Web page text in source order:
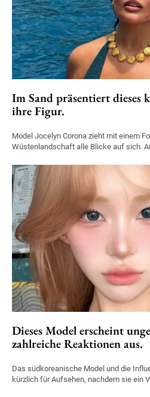
Im Sand präsentiert dieses
ihre Figur.
Model Jocelyn Corona zieht mit einem
Wüstenlandschaft alle Blicke auf sich.
Dieses Model erscheint
zahlreiche Reaktionen aus.
Das südkoreanische Model und die
kürzlich für Aufsehen, nachdem sie ein